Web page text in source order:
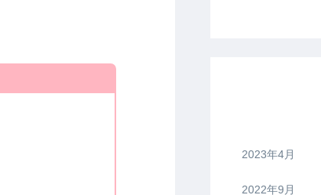
2023年4月
2022年9月